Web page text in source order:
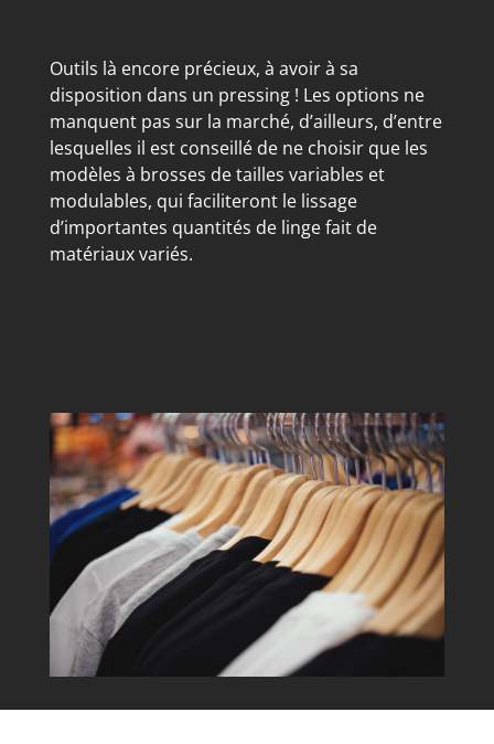
Outils là encore précieux, à avoir à sa
disposition dans un pressing ! Les options ne
manquent pas sur la marché, d’ailleurs, d’entre
lesquelles il est conseillé de ne choisir que les
modèles à brosses de tailles variables et
modulables, qui faciliteront le lissage
d’importantes quantités de linge fait de
matériaux variés.